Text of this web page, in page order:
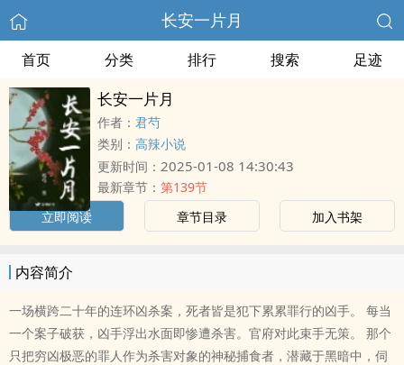
长安一片月
首页 分类 排行 搜索 足迹
长安一片月
作者： 君芍
类别： 高辣小说
更新时间： 2025-01-08 14:30:43
最新章节： 第139节
立即阅读
章节目录 加入书架
内容简介
一场横跨二十年的连环凶杀案，死者皆是犯下累累罪行的凶手。 每当
一个案子破获，凶手浮出水面即惨遭杀害。官府对此束手无策。 那个
只把穷凶极恶的罪人作为杀害对象的神秘捕食者，潜藏于黑暗中，伺